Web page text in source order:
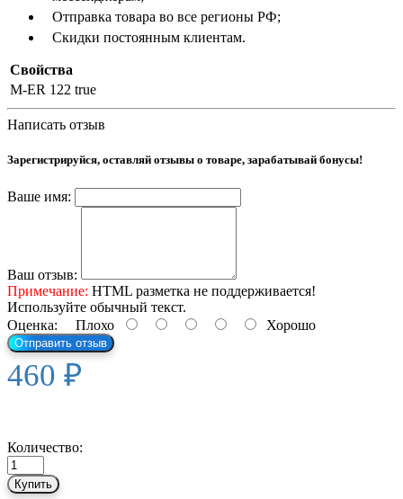
Отправка товара во все регионы РФ;
Скидки постоянным клиентам.
Свойства
M-ER 122 true
Написать отзыв
Зарегистрируйся, оставляй отзывы о товаре, зарабатывай бонусы!
Ваше имя:
Ваш отзыв:
Примечание: HTML разметка не поддерживается!
Используйте обычный текст.
Оценка: Плохо Хорошо
Отправить отзыв
460 ₽
Количество:
Купить